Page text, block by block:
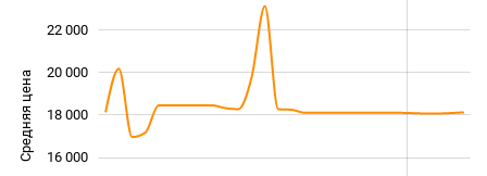
Средняя цена 12 000
16 000
18 000
20 000
22 000